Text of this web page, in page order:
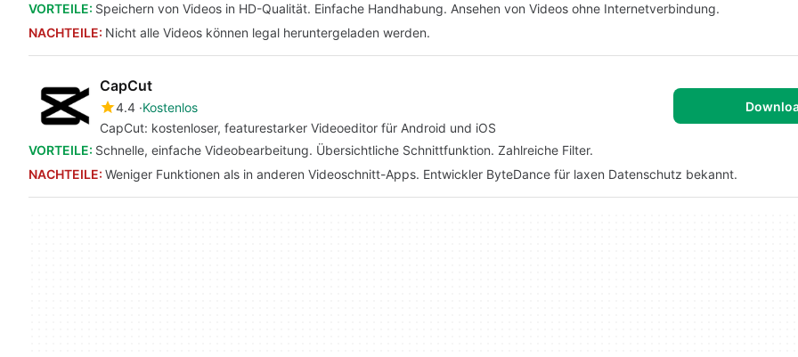
VORTEILE: Speichern von Videos in HD-Qualität. Einfache Handhabung. Ansehen von Videos ohne Internetverbindung.
NACHTEILE: Nicht alle Videos können legal heruntergeladen werden.
CapCut
4.4 Kostenlos
CapCut: kostenloser, featurestarker Videoeditor für Android und iOS
VORTEILE: Schnelle, einfache Videobearbeitung. Übersichtliche Schnittfunktion. Zahlreiche Filter.
NACHTEILE: Weniger Funktionen als in anderen Videoschnitt-Apps. Entwickler ByteDance für laxen Datenschutz bekannt.